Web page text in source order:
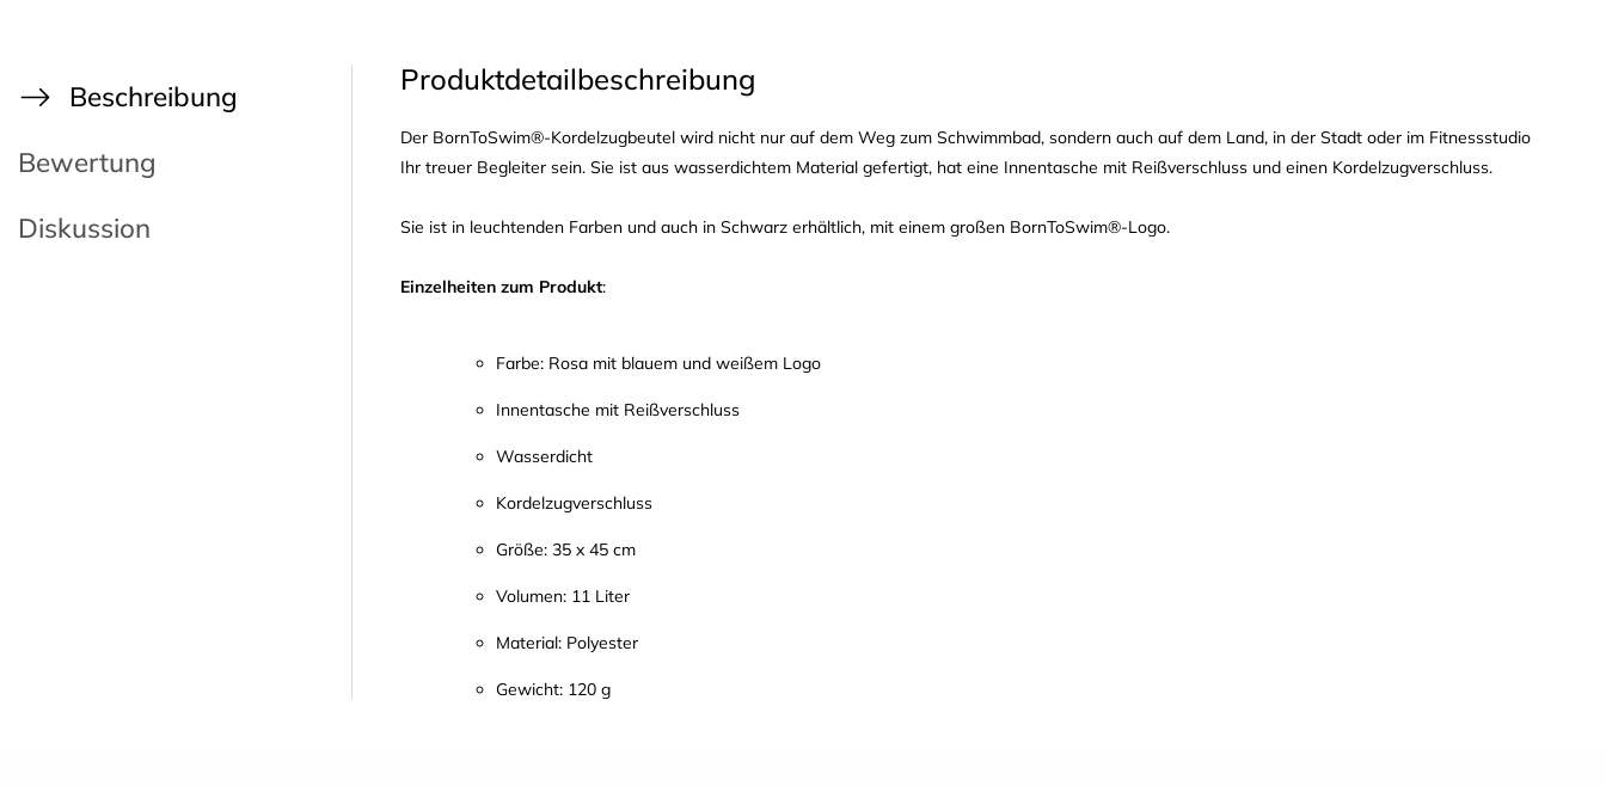
Beschreibung
Bewertung
Diskussion
Produktdetailbeschreibung
Der BornToSwim®-Kordelzugbeutel wird nicht nur auf dem Weg zum Schwimmbad, sondern auch auf dem Land, in der Stadt oder im Fitnessstudio
Ihr treuer Begleiter sein. Sie ist aus wasserdichtem Material gefertigt, hat eine Innentasche mit Reißverschluss und einen Kordelzugverschluss.
Sie ist in leuchtenden Farben und auch in Schwarz erhältlich, mit einem großen BornToSwim®-Logo.
Einzelheiten zum Produkt:
Farbe: Rosa mit blauem und weißem Logo
Innentasche mit Reißverschluss
Wasserdicht
Kordelzugverschluss
Größe: 35 x 45 cm
Volumen: 11 Liter
Material: Polyester
Gewicht: 120 g